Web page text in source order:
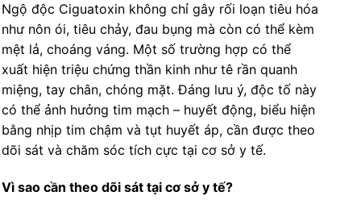
Ngộ độc Ciguatoxin không chỉ gây rối loạn tiêu hóa
như nôn ói, tiêu chảy, đau bụng mà còn có thể kèm
mệt lả, choáng váng. Một số trường hợp có thể
xuất hiện triệu chứng thần kinh như tê rần quanh
miệng, tay chân, chóng mặt. Đáng lưu ý, độc tố này
có thể ảnh hưởng tim mạch – huyết động, biểu hiện
bằng nhịp tim chậm và tụt huyết áp, cần được theo
dõi sát và chăm sóc tích cực tại cơ sở y tế.
Vì sao cần theo dõi sát tại cơ sở y tế?